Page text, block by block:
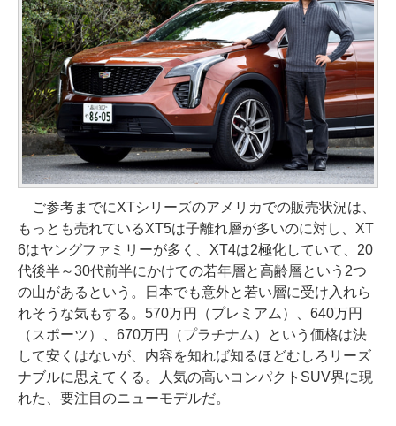
ご参考までにXTシリーズのアメリカでの販売状況は、
もっとも売れているXT5は子離れ層が多いのに対し、XT
6はヤングファミリーが多く、XT4は2極化していて、20
代後半～30代前半にかけての若年層と高齢層という2つ
の山があるという。日本でも意外と若い層に受け入れら
れそうな気もする。570万円（プレミアム）、640万円
（スポーツ）、670万円（プラチナム）という価格は決
して安くはないが、内容を知れば知るほどむしろリーズ
ナブルに思えてくる。人気の高いコンパクトSUV界に現
れた、要注目のニューモデルだ。